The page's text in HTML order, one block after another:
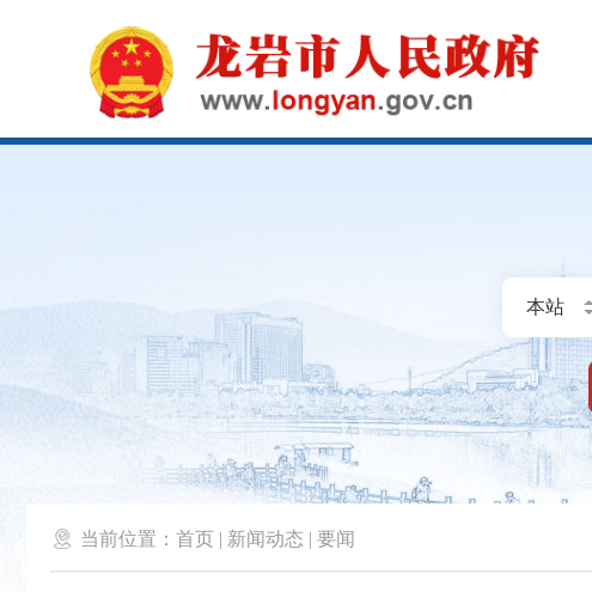
 当前位置： 首页 | 新闻动态 | 要闻